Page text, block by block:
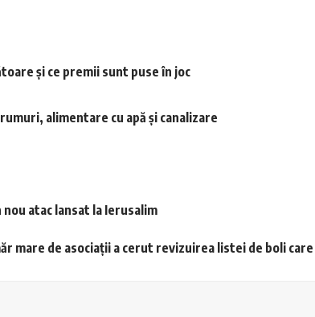
și ce premii sunt puse în joc
alimentare cu apă şi canalizare
nou atac lansat la Ierusalim
mare de asociații a cerut revizuirea listei de boli